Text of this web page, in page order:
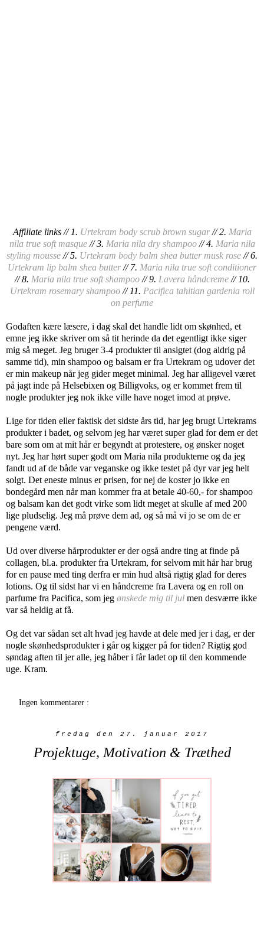
Affiliate links // 1. Urtekram body scrub brown sugar// 2. Maria
nila true soft masque// 3. Maria nila dry shampoo// 4. Maria nila
styling mousse // 5. Urtekram body balm shea butter musk rose // 6.
Urtekram lip balm shea butter // 7. Maria nila true soft conditioner
// 8. Maria nila true soft shampoo// 9. Lavera håndcreme// 10.
Urtekram rosemary shampoo// 11. Pacifica tahitian gardenia roll
on perfume
Godaften kære læsere, i dag skal det handle lidt om skønhed, et
emne jeg ikke skriver om så tit herinde da det egentligt ikke siger
mig så meget. Jeg bruger 3-4 produkter til ansigtet (dog aldrig på
samme tid), min shampoo og balsam er fra Urtekram og udover det
er min makeup når jeg gider meget minimal. Jeg har alligevel været
på jagt inde på Helsebixen og Billigvoks, og er kommet frem til
nogle produkter jeg nok ikke ville have noget imod at prøve.
Lige for tiden eller faktisk det sidste års tid, har jeg brugt Urtekrams
produkter i badet, og selvom jeg har været super glad for dem er det
bare som om at mit hår er begyndt at protestere, og ønsker noget
nyt. Jeg har hørt super godt om Maria nila produkterne og da jeg
fandt ud af de både var veganske og ikke testet på dyr var jeg helt
solgt. Det eneste minus er prisen, for nej de koster jo ikke en
bondegård men når man kommer fra at betale 40-60,- for shampoo
og balsam kan det godt virke som lidt meget at skulle af med 200
lige pludselig. Jeg må prøve dem ad, og så må vi jo se om de er
pengene værd.
Ud over diverse hårprodukter er der også andre ting at finde på
collagen, bl.a. produkter fra Urtekram, for selvom mit hår har brug
for en pause med ting derfra er min hud altså rigtig glad for deres
lotions. Og til sidst har vi en håndcreme fra Lavera og en roll on
parfume fra Pacifica, som jeg ønskede mig til jul men desværre ikke
var så heldig at få.
Og det var sådan set alt hvad jeg havde at dele med jer i dag, er der
nogle skønhedsprodukter i går og kigger på for tiden? Rigtig god
søndag aften til jer alle, jeg håber i får ladet op til den kommende
uge. Kram.
Ingen kommentarer :
fredag den 27. januar 2017
Projektuge, Motivation & Træthed